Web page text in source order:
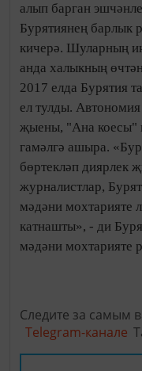
алып барган
Бурятиянең барлык
кичерә. Шуларның
анда халыкның
2017 елда Бурятия
ел тулды.
җыены, "Ана коесы"
гамәлгә ашыра.
бөртекләп диярлек
журналистлар,
мәдәни мохтарияте
катнашты», - ди
мәдәни мохтарияте
Следите за самым
Telegram-канале